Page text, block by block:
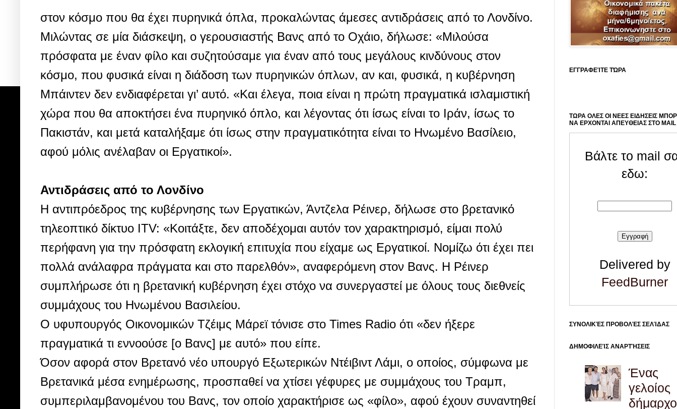
στον κόσμο που θα έχει πυρηνικά όπλα, προκαλώντας άμεσες αντιδράσεις από το Λονδίνο.
Μιλώντας σε μία διάσκεψη, ο γερουσιαστής Βανς από το Οχάιο, δήλωσε: «Μιλούσα
πρόσφατα με έναν φίλο και συζητούσαμε για έναν από τους μεγάλους κινδύνους στον
κόσμο, που φυσικά είναι η διάδοση των πυρηνικών όπλων, αν και, φυσικά, η κυβέρνηση
Μπάιντεν δεν ενδιαφέρεται γι’ αυτό. «Και έλεγα, ποια είναι η πρώτη πραγματικά ισλαμιστική
χώρα που θα αποκτήσει ένα πυρηνικό όπλο, και λέγοντας ότι ίσως είναι το Ιράν, ίσως το
Πακιστάν, και μετά καταλήξαμε ότι ίσως στην πραγματικότητα είναι το Ηνωμένο Βασίλειο,
αφού μόλις ανέλαβαν οι Εργατικοί».
Αντιδράσεις από το Λονδίνο
Η αντιπρόεδρος της κυβέρνησης των Εργατικών, Άντζελα Ρέινερ, δήλωσε στο βρετανικό
τηλεοπτικό δίκτυο ITV: «Κοιτάξτε, δεν αποδέχομαι αυτόν τον χαρακτηρισμό, είμαι πολύ
περήφανη για την πρόσφατη εκλογική επιτυχία που είχαμε ως Εργατικοί. Νομίζω ότι έχει πει
πολλά ανάλαφρα πράγματα και στο παρελθόν», αναφερόμενη στον Βανς. Η Ρέινερ
συμπλήρωσε ότι η βρετανική κυβέρνηση έχει στόχο να συνεργαστεί με όλους τους διεθνείς
συμμάχους του Ηνωμένου Βασιλείου.
Ο υφυπουργός Οικονομικών Τζέιμς Μάρεϊ τόνισε στο Times Radio ότι «δεν ήξερε
πραγματικά τι εννοούσε [ο Βανς] με αυτό» που είπε.
Όσον αφορά στον Βρετανό νέο υπουργό Εξωτερικών Ντέιβιντ Λάμι, ο οποίος, σύμφωνα με
Βρετανικά μέσα ενημέρωσης, προσπαθεί να χτίσει γέφυρες με συμμάχους του Τραμπ,
συμπεριλαμβανομένου του Βανς, τον οποίο χαρακτήρισε ως «φίλο», αφού έχουν συναντηθεί
ΕΓΓΡΑΦΕΊΤΕ ΤΏΡΑ
ΤΩΡΑ ΟΛΕΣ ΟΙ ΝΕΕΣ ΕΙΔΗΣΕΙΣ
ΝΑ ΕΡΧΟΝΤΑΙ ΑΠΕΥΘΕΙΑΣ ΣΤΟ
Βάλτε το mail
εδω:
Delivered by
FeedBurner
ΣΥΝΟΛΙΚΈΣ ΠΡΟΒΟΛΈΣ ΣΕΛΊΔΑΣ
ΔΗΜΟΦΙΛΕΊΣ ΑΝΑΡΤΉΣΕΙΣ
Ένας
γελοίος